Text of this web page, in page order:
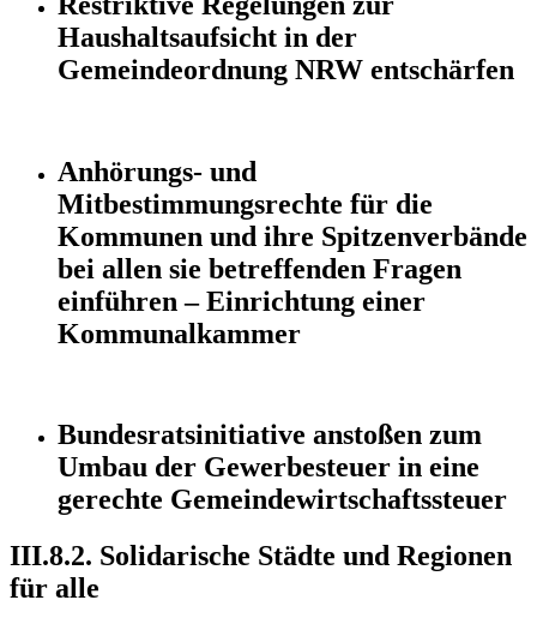
Haushaltsaufsicht in der
Gemeindeordnung NRW entschärfen
Anhörungs- und
Mitbestimmungsrechte für die
Kommunen und ihre Spitzenverbände
bei allen sie betreffenden Fragen
einführen – Einrichtung einer
Kommunalkammer
Bundesratsinitiative anstoßen zum
Umbau der Gewerbesteuer in eine
gerechte Gemeindewirtschaftssteuer
III.8.2. Solidarische Städte und Regionen
für alle